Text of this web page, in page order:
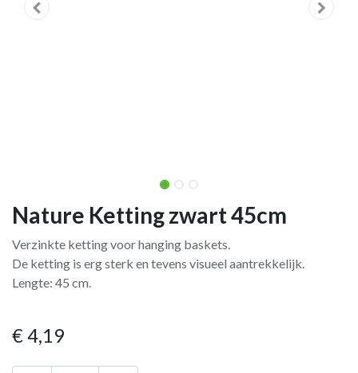
Nature Ketting zwart 45cm
Verzinkte ketting voor hanging baskets.
De ketting is erg sterk en tevens visueel aantrekkelijk.
Lengte: 45 cm.
€4,19